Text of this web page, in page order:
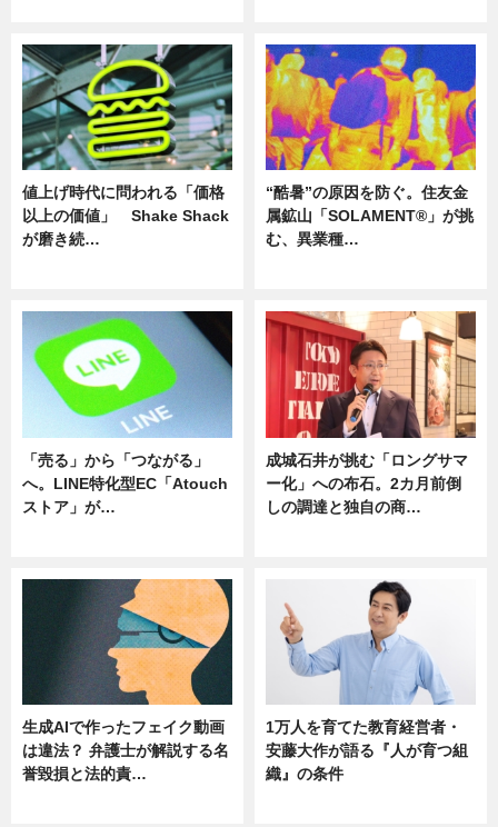
値上げ時代に問われる「価格
以上の価値」 Shake Shack
が磨き続…
“酷暑”の原因を防ぐ。住友金
属鉱山「SOLAMENT®」が挑
む、異業種…
「売る」から「つながる」
へ。LINE特化型EC「Atouch
ストア」が…
成城石井が挑む「ロングサマ
ー化」への布石。2カ月前倒
しの調達と独自の商…
生成AIで作ったフェイク動画
は違法？ 弁護士が解説する名
誉毀損と法的責…
1万人を育てた教育経営者・
安藤大作が語る『人が育つ組
織』の条件